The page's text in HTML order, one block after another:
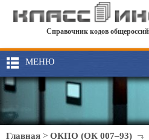
Справочник кодов
МЕНЮ
Главная > ОКПО (ОК 007–93)